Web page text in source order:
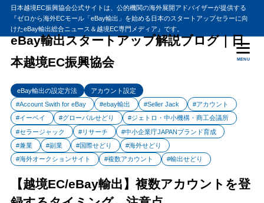
日本越境EC振興協会公式サイトは、公的機関の海外展開アドバイザーが提供する
『ゼロから海外ECモール「eBay輸出」を始める日本のスタートアップセラーに向
けたeBay輸出総合ニュース＆越境EC専門メディア』です。
eBay輸出スタートアップ解説ブログ｜日
本越境EC振興協会
MENU
eBay輸出の設定方法
アカウント設定
#Account Swith for eBay
#ebay輸出 #Seller Jack
#アカウント
#イーベイ
#グローバルせどり
#ジェトロ・中小機構・商工会議所
#セラージャック
#リサーチ
#中小企業庁JAPANブランド育成
#兼業
#副業 #国際せどり
#海外せどり
#海外オークションサイト
#複数アカウント #輸出せどり
【越境EC/eBay輸出】複数アカウントを登
目次
1 【越境EC/eBay輸出】複数アカウントを登録するタイミング、注意点
1.1 eBayで複数アカウントを持つメリット
1.1.1 eBayアカウントの専門店化
1.1.2 eBayアカウントのリミットがあがりやすい
1.1.3 eBay輸出ビジネスのリスクヘッジになる
1.2 eBay輸出複数アカウントのロードマップ
1.3
【eBay輸出】複数アカウントを一発で切り替える方法（動画解説）